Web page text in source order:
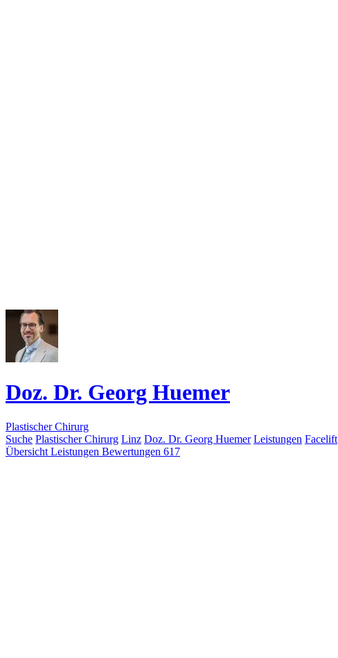
Doz. Dr. Georg Huemer
Plastischer Chirurg
Suche Plastischer Chirurg Linz Doz. Dr. Georg Huemer Leistungen Facelift
Übersicht Leistungen Bewertungen 617